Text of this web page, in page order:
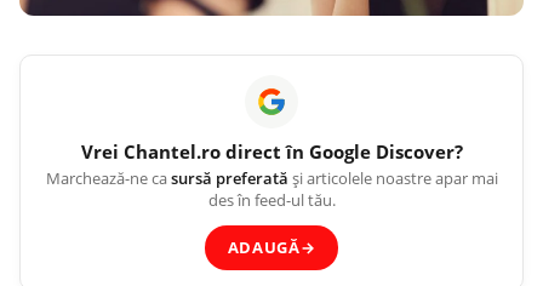
Vrei Chantel.rodirect în Google Discover?
Marchează-ne casursă preferată și articolele noastre apar mai
des în feed-ul tău.
ADAUGĂ→